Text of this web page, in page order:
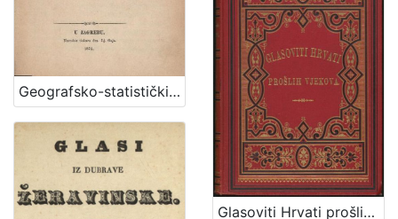
Geografsko-statistički nacrt Austrijsko-ugarske monarhije / napisao Petar Matković
Glasoviti Hrvati prošlih vjekova : niz životopisa : sa sedam slika / Ivan Kukuljević - Sakcinski